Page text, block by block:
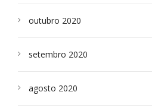
outubro 2020
setembro 2020
agosto 2020